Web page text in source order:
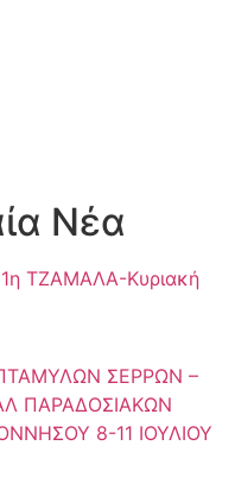
Νέα
ΤΖΑΜΑΛΑ-Κυριακή
ΣΕΡΡΩΝ –
ΠΑΡΑΔΟΣΙΑΚΩΝ
8-11 ΙΟΥΛΙΟΥ